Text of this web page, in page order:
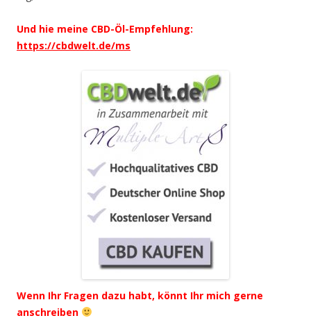
Und hie meine CBD-Öl-Empfehlung:
https://cbdwelt.de/ms
Wenn Ihr Fragen dazu habt, könnt Ihr mich gerne
anschreiben